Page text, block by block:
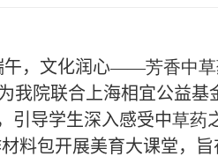
午，文化润心——芳香中
我院联合上海相宜公益基
引导学生深入感受中草药
料包开展美育大课堂，旨